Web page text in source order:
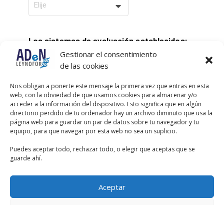
Gestionar el consentimiento
de las cookies
Nos obligan a ponerte este mensaje la primera vez que entras en esta
web, con la obviedad de que usamos cookies para almacenar y/o
acceder a la información del dispositivo. Esto significa que en algún
directorio perdido de tu ordenador hay un archivo diminuto que usa la
página web para guardar un par de datos sobre tu navegador y tu
equipo, para que navegar por esta web no sea un suplicio.
Puedes aceptar todo, rechazar todo, o elegir que aceptas que se
guarde ahí.
Aceptar
Elije
Los sistemas de evaluación establecidos:
Elije
Los perfiles docentes
Elije
Las tutorías previstas
Elije